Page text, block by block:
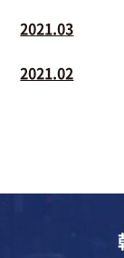
2021.03
2021.02